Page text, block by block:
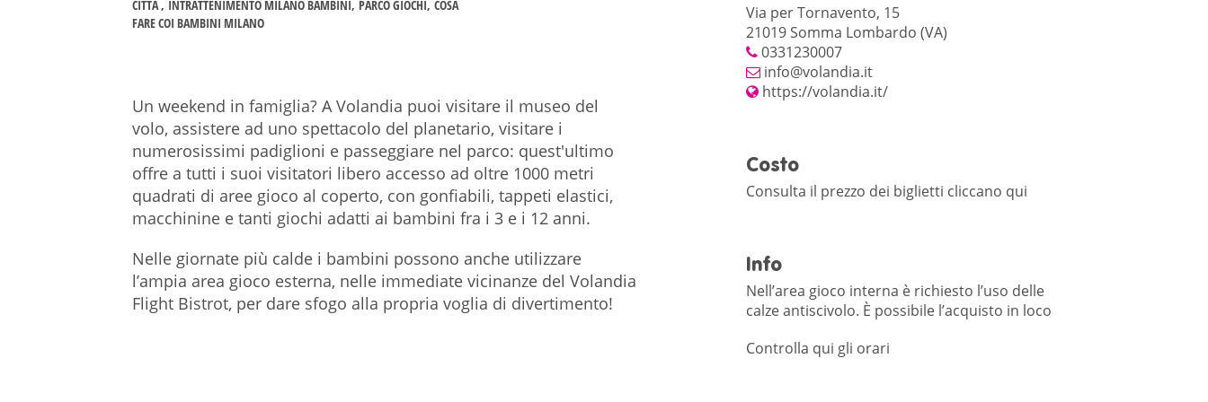
CITTÀ INTRATTENIMENTO MILANO BAMBINI PARCO GIOCHI COSA
FARE COI BAMBINI MILANO
Un weekend in famiglia? A Volandia puoi visitare il museo del
volo, assistere ad uno spettacolo del planetario, visitare i
numerosissimi padiglioni e passeggiare nel parco: quest'ultimo
offre a tutti i suoi visitatori libero accesso ad oltre 1000 metri
quadrati di aree gioco al coperto, con gonfiabili, tappeti elastici,
macchinine e tanti giochi adatti ai bambini fra i 3 e i 12 anni.
Nelle giornate più calde i bambini possono anche utilizzare
l’ampia area gioco esterna, nelle immediate vicinanze del Volandia
Flight Bistrot, per dare sfogo alla propria voglia di divertimento!
Via per Tornavento, 15
21019 Somma Lombardo (VA)
0331230007
info@volandia.it
https://volandia.it/
Costo
Consulta il prezzo dei biglietti cliccano qui
Info
Nell’area gioco interna è richiesto l’uso delle
calze antiscivolo. È possibile l’acquisto in loco
Controlla qui gli orari